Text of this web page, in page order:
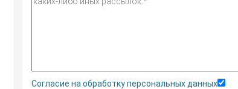
Согласие на обработку персональных данных